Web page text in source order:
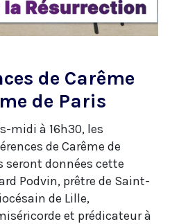
de Carême
de Paris
midi à 16h30, les
de Carême de
seront données cette
Podvin, prêtre de Saint-
de Lille,
et prédicateur à